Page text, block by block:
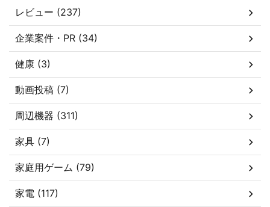
レビュー (237)
企業案件・PR (34)
健康 (3)
動画投稿 (7)
周辺機器 (311)
家具 (7)
家庭用ゲーム (79)
家電 (117)